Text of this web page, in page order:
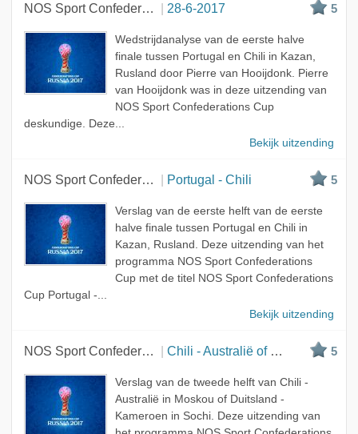
NOS Sport Confederations Cup 28-6-2017 5
Wedstrijdanalyse van de eerste halve
finale tussen Portugal en Chili in Kazan,
Rusland door Pierre van Hooijdonk. Pierre
van Hooijdonk was in deze uitzending van
NOS Sport Confederations Cup
deskundige. Deze...
Bekijk uitzending
NOS Sport Confederations Cup Portugal - Chili 5
Verslag van de eerste helft van de eerste
halve finale tussen Portugal en Chili in
Kazan, Rusland. Deze uitzending van het
programma NOS Sport Confederations
Cup met de titel NOS Sport Confederations
Cup Portugal -...
Bekijk uitzending
NOS Sport Confederations Cup Chili - Australië of Duitsland - Kameroen 5
Verslag van de tweede helft van Chili -
Australië in Moskou of Duitsland -
Kameroen in Sochi. Deze uitzending van